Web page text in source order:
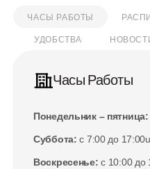
ЧАСЫ РАБОТЫ
УДОБСТВА
Часы Работы
Понедельник – пятница:
Суббота: с 7:00 до
Воскресенье: с 10:00 до